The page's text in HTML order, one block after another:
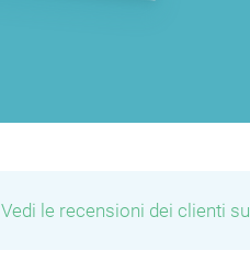
Vedi le recensioni dei clienti su